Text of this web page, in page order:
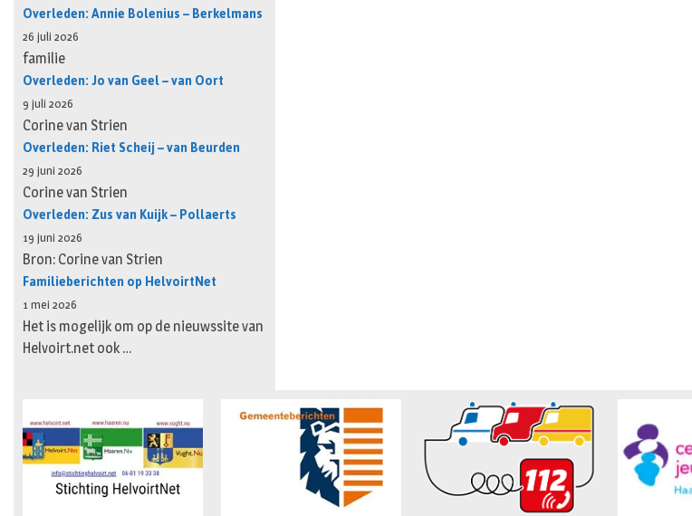
Overleden: Annie Bolenius – Berkelmans
26 juli 2026
familie
Overleden: Jo van Geel – van Oort
9 juli 2026
Corine van Strien
Overleden: Riet Scheij – van Beurden
29 juni 2026
Corine van Strien
Overleden: Zus van Kuijk – Pollaerts
19 juni 2026
Bron: Corine van Strien
Familieberichten op HelvoirtNet
1 mei 2026
Het is mogelijk om op de nieuwssite van
Helvoirt.net ook …